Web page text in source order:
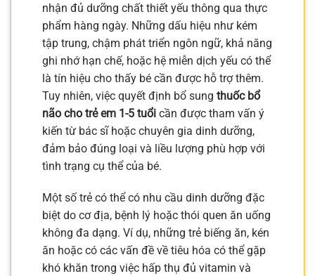
nhận đủ dưỡng chất thiết yếu thông qua thực
phẩm hàng ngày. Những dấu hiệu như kém
tập trung, chậm phát triển ngôn ngữ, khả năng
ghi nhớ hạn chế, hoặc hệ miễn dịch yếu có thể
là tín hiệu cho thấy bé cần được hỗ trợ thêm.
Tuy nhiên, việc quyết định bổ sung thuốc bổ
não cho trẻ em 1-5 tuổi cần được tham vấn ý
kiến từ bác sĩ hoặc chuyên gia dinh dưỡng,
đảm bảo đúng loại và liều lượng phù hợp với
tình trạng cụ thể của bé.
Một số trẻ có thể có nhu cầu dinh dưỡng đặc
biệt do cơ địa, bệnh lý hoặc thói quen ăn uống
không đa dạng. Ví dụ, những trẻ biếng ăn, kén
ăn hoặc có các vấn đề về tiêu hóa có thể gặp
khó khăn trong việc hấp thụ đủ vitamin và